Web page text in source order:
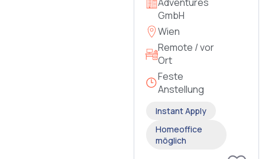
GmbH
Wien
Remote / vor
Ort
Feste
Anstellung
Instant Apply
Homeoffice
möglich